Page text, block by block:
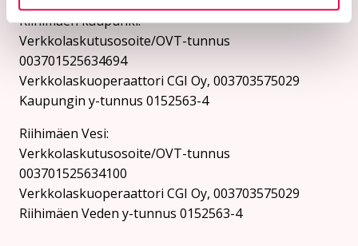
Riihimäen kaupunki:
Verkkolaskutusosoite/OVT-tunnus
003701525634694
Verkkolaskuoperaattori CGI Oy, 003703575029
Kaupungin y-tunnus 0152563-4
Rii­hi­mäen Vesi:
Verkkolaskutusosoite/OVT-tunnus
003701525634100
Verkkolaskuoperaattori CGI Oy, 003703575029
Riihimäen Veden y-tunnus 0152563-4